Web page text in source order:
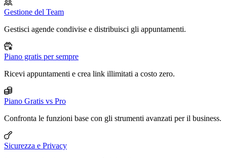
Gestione del Team
Gestisci agende condivise e distribuisci gli appuntamenti.
Piano gratis per sempre
Ricevi appuntamenti e crea link illimitati a costo zero.
Piano Gratis vs Pro
Confronta le funzioni base con gli strumenti avanzati per il business.
Sicurezza e Privacy